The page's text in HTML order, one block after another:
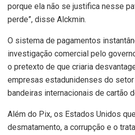
porque ela não se justifica nesse
perde”, disse Alckmin.
O sistema de pagamentos
investigação comercial pelo
o pretexto de que criaria
empresas estadunidenses do setor
bandeiras internacionais de cartão
Além do Pix, os Estados Unidos
desmatamento, a corrupção e o